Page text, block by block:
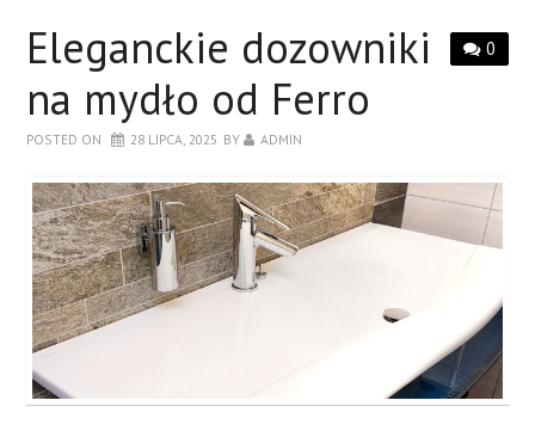
KUCHNIA
OKNA
WYKOŃCZENIA
0
Eleganckie dozowniki
na mydło od Ferro
POSTED ON 28 LIPCA, 2025 BY ADMIN